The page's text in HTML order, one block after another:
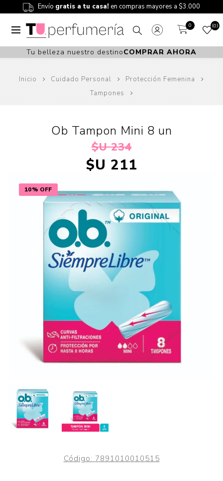
Envío gratis a tu casa! en compras mayores a $3.000
0 0
Tu belleza nuestro destinoCOMPRAR AHORA
Inicio Cuidado Personal
Protección Femenina
Tampones
10% OFF
Ob Tampon Mini 8 un
$U 234
$U 211
Código: 7891010010515